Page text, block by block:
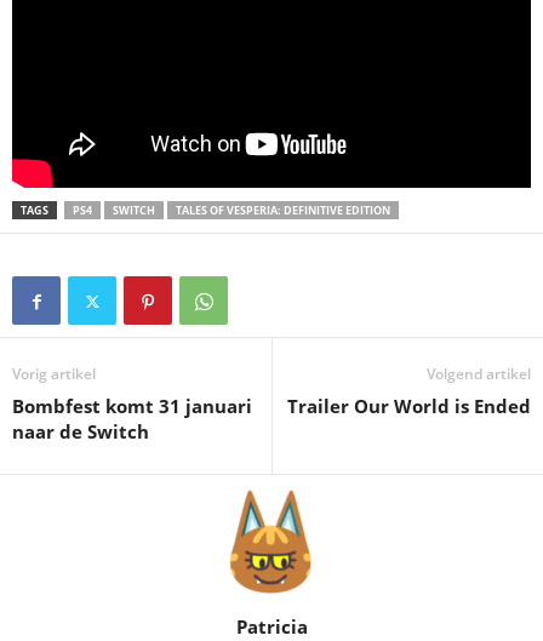
TAGS PS4 SWITCH TALES OF VESPERIA: DEFINITIVE EDITION
Vorig artikel
Bombfest komt 31 januari
naar de Switch
Volgend artikel
Trailer Our World is Ended
Patricia